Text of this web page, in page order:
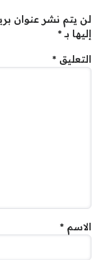
لن يتم نشر عنوان
إليها بـ*
التعليق *
الاسم *